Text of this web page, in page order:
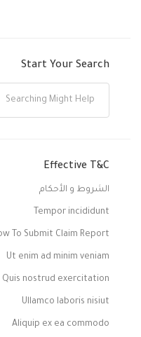
Start Your Search
Effective T&C
الشروط و الأحكام
Tempor incididunt
To Submit Claim Report
Ut enim ad minim veniam
Quis nostrud exercitation
Ullamco laboris nisiut
Aliquip ex ea commodo